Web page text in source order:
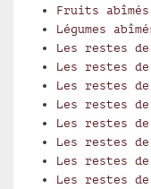
Fruits
Légumes
Les restes
Les restes
Les restes de
Les restes
Les restes
Les restes de
Les restes
Les restes